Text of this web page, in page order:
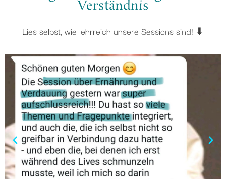
Verständnis
Lies selbst, wie lehrreich unsere Sessions sind! ⬇